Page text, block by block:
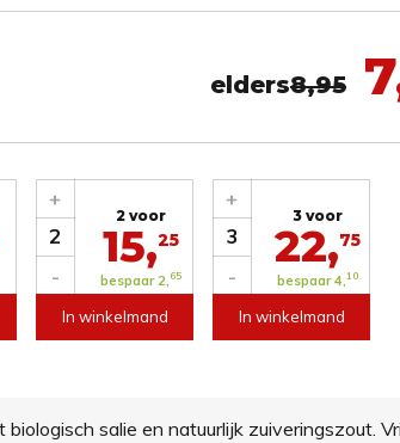
elders8,95
2
-
+
2 voor
15,25
bespaar 2, 65
In winkelmand
3
-
+
3 voor
22,75
bespaar 4,10
In winkelmand
salie en natuurlijk zuiveringszout.